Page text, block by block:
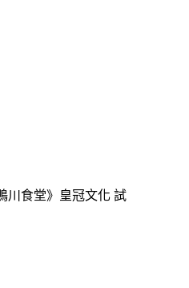
川食堂》皇冠文化 試